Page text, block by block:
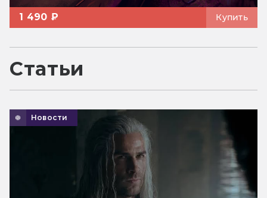
1 490 ₽ Купить
Статьи
Новости